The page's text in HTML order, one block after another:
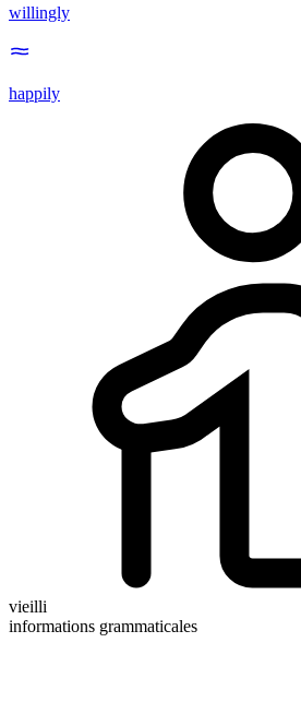
willingly
happily
vieilli
informations grammaticales